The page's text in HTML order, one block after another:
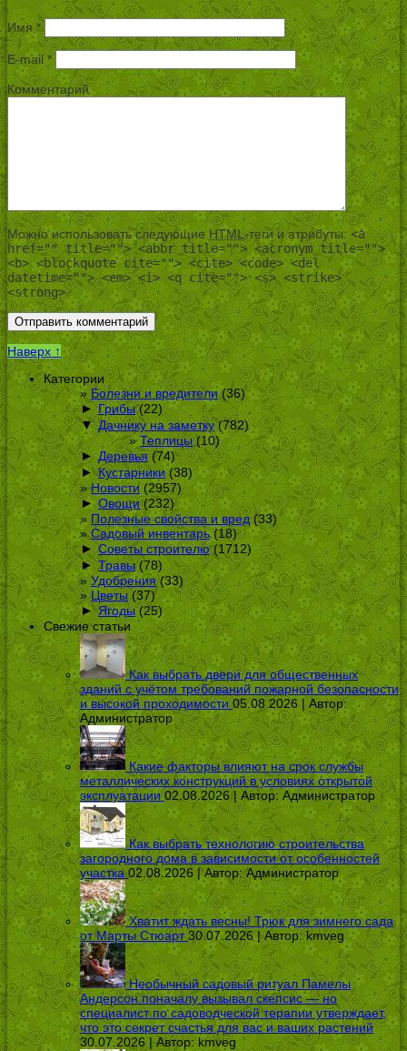
Имя*
E-mail*
Комментарий
Можно использовать следующие HTML-теги и атрибуты: <a
href="" title=""> <abbr title=""> <acronym title="">
<b> <blockquote cite=""> <cite> <code> <del
datetime=""> <em> <i> <q cite=""> <s> <strike>
<strong>
Наверх ↑
Категории
Болезни и вредители(36)
► Грибы(22)
▼ Дачнику на заметку(782)
Теплицы(10)
► Деревья(74)
► Кустарники(38)
Новости(2957)
► Овощи(232)
Полезные свойства и вред(33)
Садовый инвентарь(18)
► Советы строителю(1712)
► Травы(78)
Удобрения(33)
Цветы(37)
► Ягоды(25)
Свежие статьи
Как выбрать двери для общественных
зданий с учётом требований пожарной безопасности
и высокой проходимости 05.08.2026 | Автор:
Администратор
Какие факторы влияют на срок службы
металлических конструкций в условиях открытой
эксплуатации 02.08.2026 | Автор: Администратор
Как выбрать технологию строительства
загородного дома в зависимости от особенностей
участка 02.08.2026 | Автор:Администратор
Хватит ждать весны! Трюк для зимнего сада
от Марты Стюарт 30.07.2026 | Автор:kmveg
Необычный садовый ритуал Памелы
Андерсон поначалу вызывал скепсис — но
специалист по садоводческой терапии утверждает,
что это секрет счастья для вас и ваших растений
30.07.2026 | Автор: kmveg